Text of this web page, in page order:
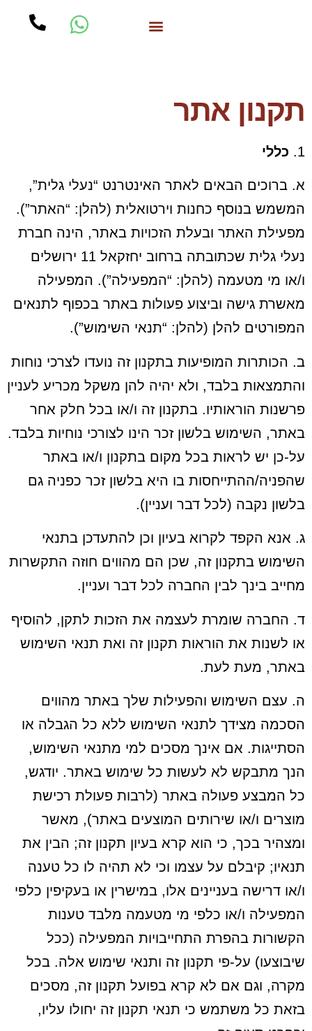
תקנון אתר
1. כללי
א. ברוכים הבאים לאתר האינטרנט “נעלי גלית”,
המשמש בנוסף כחנות וירטואלית (להלן: “האתר”).
מפעילת האתר ובעלת הזכויות באתר, הינה חברת
נעלי גלית שכתובתה ברחוב יחזקאל 11 ירושלים
ו/או מי מטעמה (להלן: “המפעילה”). המפעילה
מאשרת גישה וביצוע פעולות באתר בכפוף לתנאים
המפורטים להלן (להלן: “תנאי השימוש”).
ב. הכותרות המופיעות בתקנון זה נועדו לצרכי נוחות
והתמצאות בלבד, ולא יהיה להן משקל מכריע לעניין
פרשנות הוראותיו. בתקנון זה ו/או בכל חלק אחר
באתר, השימוש בלשון זכר הינו לצורכי נוחיות בלבד.
על-כן יש לראות בכל מקום בתקנון ו/או באתר
שהפניה/ההתייחסות בו היא בלשון זכר כפניה גם
בלשון נקבה (לכל דבר ועניין).
ג. אנא הקפד לקרוא בעיון וכן להתעדכן בתנאי
השימוש בתקנון זה, שכן הם מהווים חוזה התקשרות
מחייב בינך לבין החברה לכל דבר ועניין.
ד. החברה שומרת לעצמה את הזכות לתקן, להוסיף
או לשנות את הוראות תקנון זה ואת תנאי השימוש
באתר, מעת לעת.
ה. עצם השימוש והפעילות שלך באתר מהווים
הסכמה מצידך לתנאי השימוש ללא כל הגבלה או
הסתייגות. אם אינך מסכים למי מתנאי השימוש,
הנך מתבקש לא לעשות כל שימוש באתר. יודגש,
כל המבצע פעולה באתר (לרבות פעולת רכישת
מוצרים ו/או שירותים המוצעים באתר), מאשר
ומצהיר בכך, כי הוא קרא בעיון תקנון זה; הבין את
תנאיו; קיבלם על עצמו וכי לא תהיה לו כל טענה
ו/או דרישה בעניינים אלו, במישרין או בעקיפין כלפי
המפעילה ו/או כלפי מי מטעמה מלבד טענות
הקשורות בהפרת התחייבויות המפעילה (ככל
שיבוצעו) על-פי תקנון זה ותנאי שימוש אלה. בכל
מקרה, וגם אם לא קרא בפועל תקנון זה, מסכים
בזאת כל משתמש כי תנאי תקנון זה יחולו עליו,